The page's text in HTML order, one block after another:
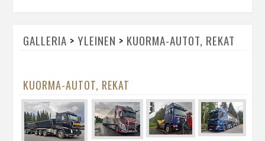
GALLERIA > YLEINEN > KUORMA-AUTOT, REKAT
KUORMA-AUTOT, REKAT